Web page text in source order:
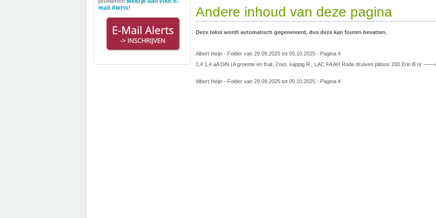
Andere inhoud van deze pagina
Deze tekst wordt automatisch gegenereerd, dus deze kan fouten bevatten.
Albert Heijn - Folder van 29.09.2025 tot 05.10.2025 - Pagina 4
1,4 1,4 aA DiN (A groente en fruit. Zoet, sappig R_ LAC FA AH Rode druiven pitloos 200 Erin B nr
Albert Heijn - Folder van 29.09.2025 tot 05.10.2025 - Pagina 4
mail Alerts!